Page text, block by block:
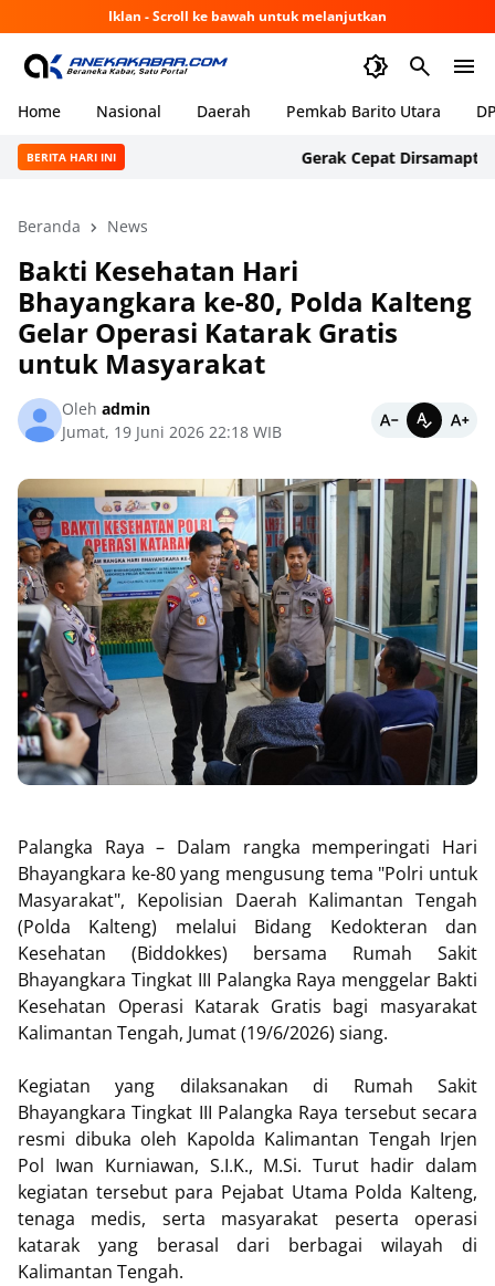
Iklan - Scroll ke bawah untuk melanjutkan
Home Nasional Daerah Pemkab Barito Utara
BERITA HARI INI Gerak Cepat Dirsamapta
Beranda News
Bakti Kesehatan Hari
Bhayangkara ke-80, Polda Kalteng
Gelar Operasi Katarak Gratis
untuk Masyarakat
Oleh admin
Jumat, 19 Juni 2026 22:18 WIB
Palangka Raya – Dalam rangka memperingati Hari
Bhayangkara ke-80 yang mengusung tema "Polri untuk
Masyarakat", Kepolisian Daerah Kalimantan Tengah
(Polda Kalteng) melalui Bidang Kedokteran dan
Kesehatan (Biddokkes) bersama Rumah Sakit
Bhayangkara Tingkat III Palangka Raya menggelar Bakti
Kesehatan Operasi Katarak Gratis bagi masyarakat
Kalimantan Tengah, Jumat (19/6/2026) siang.
Kegiatan yang dilaksanakan di Rumah Sakit
Bhayangkara Tingkat III Palangka Raya tersebut secara
resmi dibuka oleh Kapolda Kalimantan Tengah Irjen
Pol Iwan Kurniawan, S.I.K., M.Si. Turut hadir dalam
kegiatan tersebut para Pejabat Utama Polda Kalteng,
tenaga medis, serta masyarakat peserta operasi
katarak yang berasal dari berbagai wilayah di
Kalimantan Tengah.